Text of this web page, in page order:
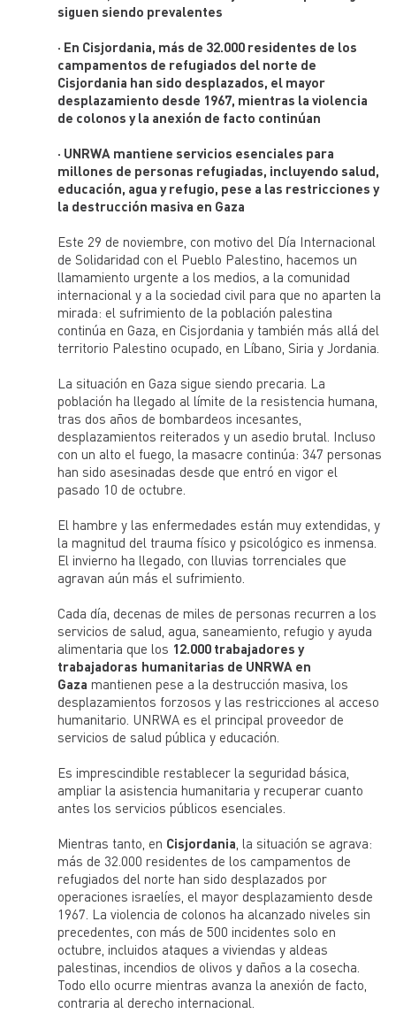
siguen siendo prevalentes
· En Cisjordania, más de 32.000 residentes de los
campamentos de refugiados del norte de
Cisjordania han sido desplazados, el mayor
desplazamiento desde 1967, mientras la violencia
de colonos y la anexión de facto continúan
· UNRWA mantiene servicios esenciales para
millones de personas refugiadas, incluyendo salud,
educación, agua y refugio, pese a las restricciones y
la destrucción masiva en Gaza
Este 29 de noviembre, con motivo del Día Internacional
de Solidaridad con el Pueblo Palestino, hacemos un
llamamiento urgente a los medios, a la comunidad
internacional y a la sociedad civil para que no aparten la
mirada: el sufrimiento de la población palestina
continúa en Gaza, en Cisjordania y también más allá del
territorio Palestino ocupado, en Líbano, Siria y Jordania.
La situación en Gaza sigue siendo precaria. La
población ha llegado al límite de la resistencia humana,
tras dos años de bombardeos incesantes,
desplazamientos reiterados y un asedio brutal. Incluso
con un alto el fuego, la masacre continúa: 347 personas
han sido asesinadas desde que entró en vigor el
pasado 10 de octubre.
El hambre y las enfermedades están muy extendidas, y
la magnitud del trauma físico y psicológico es inmensa.
El invierno ha llegado, con lluvias torrenciales que
agravan aún más el sufrimiento.
Cada día, decenas de miles de personas recurren a los
servicios de salud, agua, saneamiento, refugio y ayuda
alimentaria que los 12.000 trabajadores y
trabajadoras humanitarias de UNRWA en
Gaza mantienen pese a la destrucción masiva, los
desplazamientos forzosos y las restricciones al acceso
humanitario. UNRWA es el principal proveedor de
servicios de salud pública y educación.
Es imprescindible restablecer la seguridad básica,
ampliar la asistencia humanitaria y recuperar cuanto
antes los servicios públicos esenciales.
Mientras tanto, en Cisjordania , la situación se agrava:
más de 32.000 residentes de los campamentos de
refugiados del norte han sido desplazados por
operaciones israelíes, el mayor desplazamiento desde
1967. La violencia de colonos ha alcanzado niveles sin
precedentes, con más de 500 incidentes solo en
octubre, incluidos ataques a viviendas y aldeas
palestinas, incendios de olivos y daños a la cosecha.
Todo ello ocurre mientras avanza la anexión de facto,
contraria al derecho internacional.
Programas de emergencia y proyectos clave también
operan con grandes deficits pero se financian a través de
UNRWA es un organismo de las Naciones Unidas
establecido por la Asamblea General en 1949 y el
mandato de prestar asistencia y protección a unos 5
millones de refugiados de Palestina registrados en
Jordania, Líbano, Siria, Cisjordania y la Franja de Gaza,
humano en espera de una solución justa a su difícil
situación. Los servicios de UNRWA abarcan la educación,
la salud, socorro y servicios sociales, la infraestructura y
mejora de los campamentos, y las microfinanzas.
programas humanitarios de UNRWA y sensibilizar sobre
la situación de la población refugiada de Palestina a la
sociedad española.